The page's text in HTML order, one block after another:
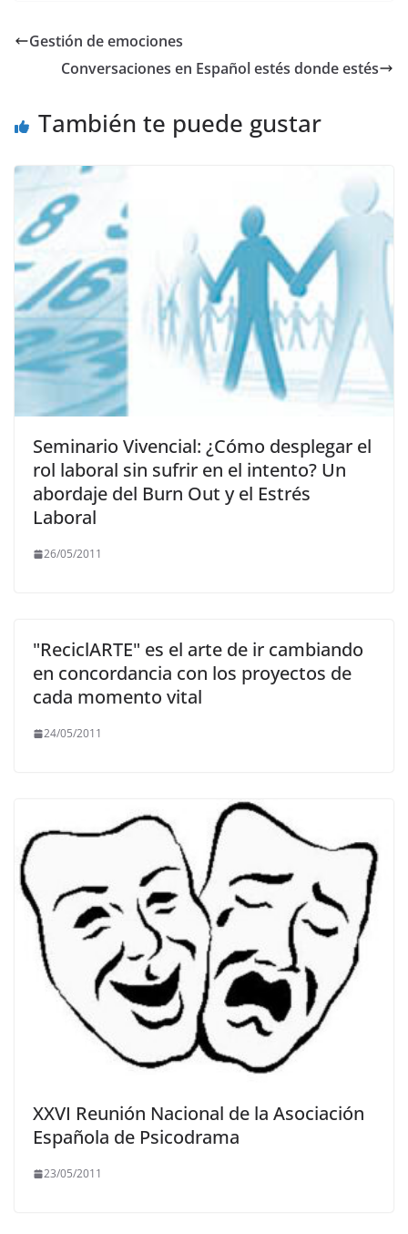
e
b
o
er l s
A
p
a Li
k
Gestión de emociones
Conversaciones en Español estés donde estés
También te puede gustar
Seminario Vivencial: ¿Cómo desplegar el
rol laboral sin sufrir en el intento? Un
abordaje del Burn Out y el Estrés
Laboral
26/05/2011
"ReciclARTE" es el arte de ir cambiando
en concordancia con los proyectos de
cada momento vital
24/05/2011
XXVI Reunión Nacional de la Asociación
Española de Psicodrama
23/05/2011